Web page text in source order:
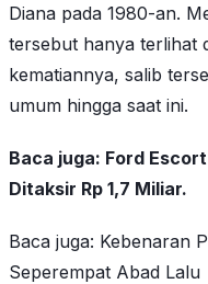
Diana pada 1980-an.
tersebut hanya terlihat
kematiannya, salib
umum hingga saat ini.
Baca juga: Ford
Ditaksir Rp 1,7 Miliar.
Baca juga: Kebenaran
Seperempat Abad Lalu